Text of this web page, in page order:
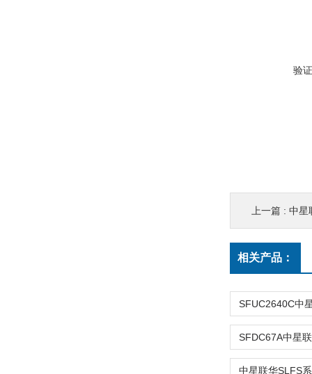
验
上一篇 : 中星
相关产品：